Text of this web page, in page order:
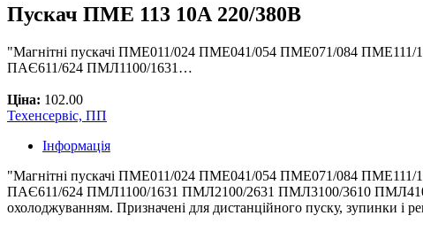
Пускач ПМЕ 113 10А 220/380В
"Магнітні пускачі ПМЕ011/024 ПМЕ041/054 ПМЕ071/084
ПАЄ611/624 ПМЛ1100/1631…
Ціна: 102.00
Техенсервіс, ПП
Інформація
"Магнітні пускачі ПМЕ011/024 ПМЕ041/054 ПМЕ071/084
ПАЄ611/624 ПМЛ1100/1631 ПМЛ2100/2631 ПМЛ3100/3610
охолоджуванням. Призначені для дистанційного пуску, зупинки і